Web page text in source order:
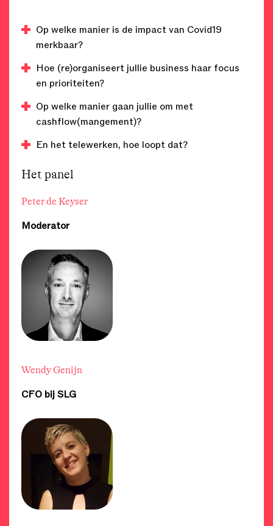
Op welke manier is de impact van Covid19
merkbaar?
Hoe (re)organiseert jullie business haar focus
en prioriteiten?
Op welke manier gaan jullie om met
cashflow(mangement)?
En het telewerken, hoe loopt dat?
Het panel
Peter de Keyser
Moderator
Wendy Genijn
CFO bij SLG